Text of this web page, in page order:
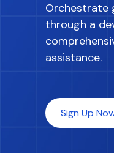
Orchestrate
through a
assistance.
Sign Up